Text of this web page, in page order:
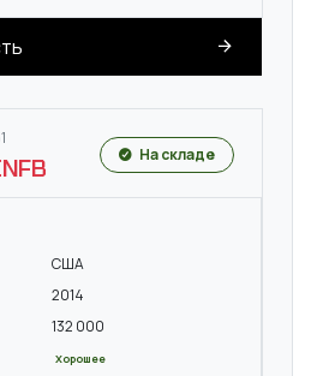
На складе
США
2014
132 000
Хорошее